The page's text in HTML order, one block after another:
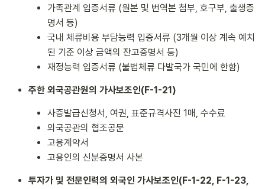
가족관계 입증서류 (원본 및 번역본 첨부, 호구부, 출생증
명서 등)
국내 체류비용 부담능력 입증서류 (3개월 이상 계속 예치
된 기준 이상 금액의 잔고증명서 등)
재정능력 입증서류 (불법체류 다발국가 국민에 한함)
주한 외국공관원의 가사보조인(F-1-21)
사증발급신청서, 여권, 표준규격사진 1매, 수수료
외국공관의 협조공문
고용계약서
고용인의 신분증명서 사본
투자가 및 전문인력의 외국인 가사보조인(F-1-22, F-1-23,